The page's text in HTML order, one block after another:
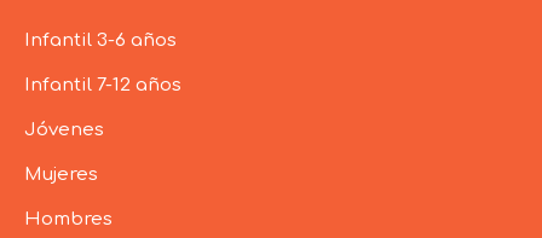
Infantil 3-6 años
Infantil 7-12 años
Jóvenes
Mujeres
Hombres